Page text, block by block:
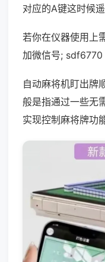
对应的A键这时候
若你在仪器使用上
加微信号; sdf6770
自动麻将机盯出牌
般是指通过一些无
实现控制麻将牌功